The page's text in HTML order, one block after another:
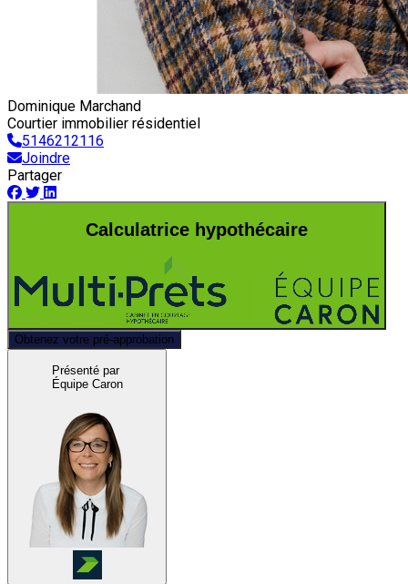
Dominique Marchand
Courtier immobilier résidentiel
5146212116
Joindre
Partager
Calculatrice hypothécaire
Obtenez votre pré-approbation
Présenté par
Équipe Caron